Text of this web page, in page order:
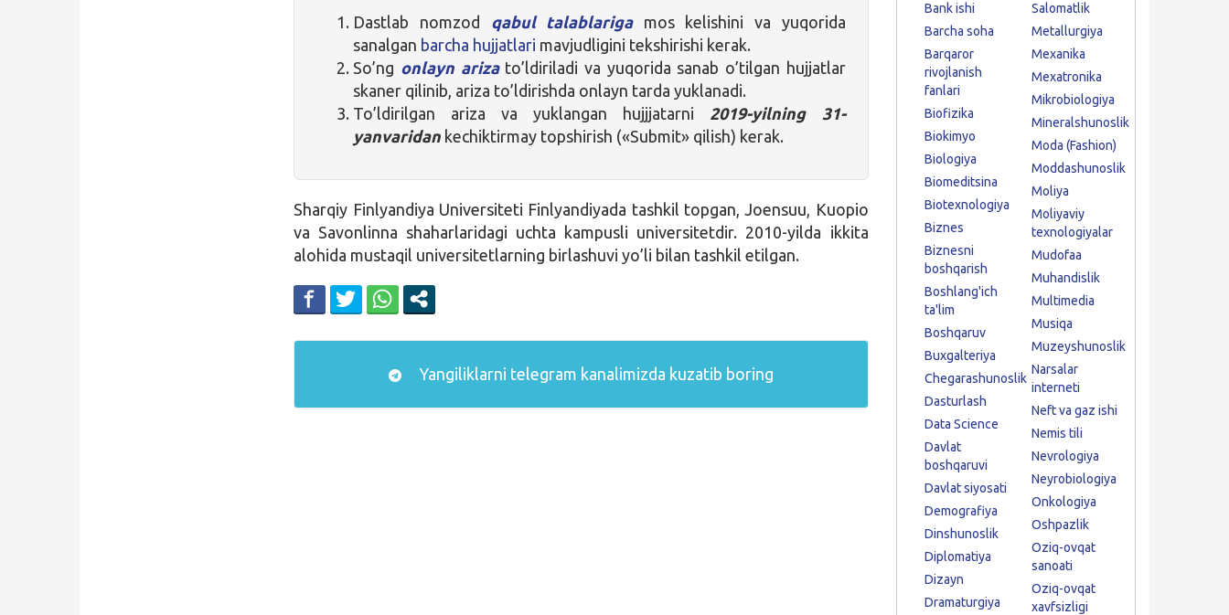
Dastlab nomzod qabul talablarigamos kelishini va yuqorida
sanalgan barcha hujjatlari mavjudligini tekshirishi kerak.
So’ng onlayn ariza to’ldiriladi va yuqorida sanab o’tilgan hujjatlar
skaner qilinib, ariza to’ldirishda onlayn tarda yuklanadi.
To’ldirilgan ariza va yuklangan hujjjatarni 2019-yilning 31-
yanvaridan kechiktirmay topshirish («Submit» qilish) kerak.
Sharqiy Finlyandiya Universiteti Finlyandiyada tashkil topgan, Joensuu, Kuopio
va Savonlinna shaharlaridagi uchta kampusli universitetdir. 2010-yilda ikkita
alohida mustaqil universitetlarning birlashuvi yo’li bilan tashkil etilgan.
Yangiliklarni telegram kanalimizda kuzatib boring
Bank ishi
Barcha soha
Barqaror
rivojlanish
fanlari
Biofizika
Biokimyo
Biologiya
Biomeditsina
Biotexnologiya
Biznes
Biznesni
boshqarish
Boshlang'ich
ta'lim
Boshqaruv
Buxgalteriya
Chegarashunoslik
Dasturlash
Data Science
Davlat
boshqaruvi
Davlat siyosati
Demografiya
Dinshunoslik
Diplomatiya
Dizayn
Dramaturgiya
Salomatlik
Metallurgiya
Mexanika
Mexatronika
Mikrobiologiya
Mineralshunoslik
Moda (Fashion)
Moddashunoslik
Moliya
Moliyaviy
texnologiyalar
Mudofaa
Muhandislik
Multimedia
Musiqa
Muzeyshunoslik
Narsalar
interneti
Neft va gaz ishi
Nemis tili
Nevrologiya
Neyrobiologiya
Onkologiya
Oshpazlik
Oziq-ovqat
sanoati
Oziq-ovqat
xavfsizligi